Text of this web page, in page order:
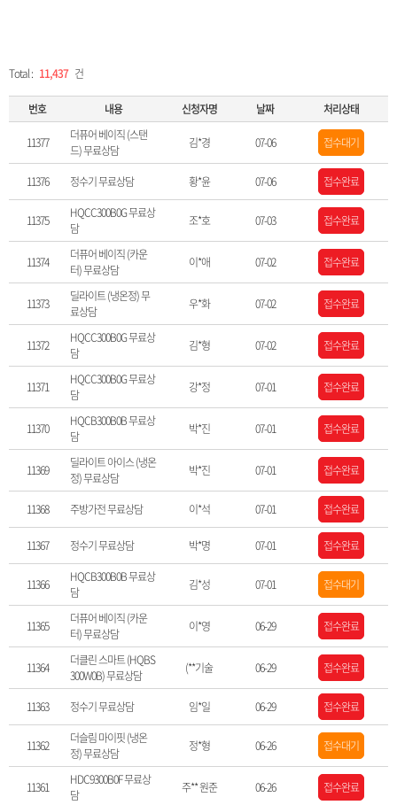
Total : 11,437 건
번호 내용 신청자명 날짜 처리상태
11377
더퓨어 베이직 (스탠
드) 무료상담
김*경 07-06 접수대기
11376 정수기 무료상담 황*윤 07-06 접수완료
11375
HQCC300B0G 무료상
담
조*호 07-03 접수완료
11374
더퓨어 베이직 (카운
터) 무료상담
이*애 07-02 접수완료
11373
딜라이트 (냉온정) 무
료상담
우*화 07-02 접수완료
11372
HQCC300B0G 무료상
담
김*형 07-02 접수완료
11371
HQCC300B0G 무료상
담
강*정 07-01 접수완료
11370
HQCB300B0B 무료상
담
박*진 07-01 접수완료
11369
딜라이트 아이스 (냉온
정) 무료상담
박*진 07-01 접수완료
11368 주방가전 무료상담 이*석 07-01 접수완료
11367 정수기 무료상담 박*명 07-01 접수완료
11366
HQCB300B0B 무료상
담
김*성 07-01 접수대기
11365
더퓨어 베이직 (카운
터) 무료상담
이*영 06-29 접수완료
11364
더클린 스마트 (HQBS
300W0B) 무료상담
(**기술 06-29 접수완료
11363 정수기 무료상담 임*일 06-29 접수완료
11362
더슬림 마이핏 (냉온
정) 무료상담
정*형 06-26 접수대기
11361
HDC9300B0F 무료상
담
주** 원준 06-26 접수완료